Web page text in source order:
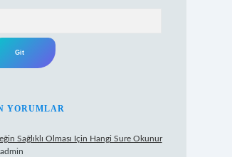
YORUMLAR
Sağlıklı Olması Için Hangi Sure Okunur
admin